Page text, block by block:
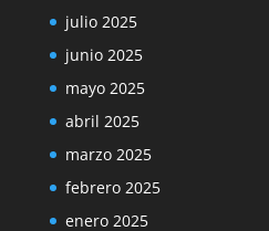
julio 2025
junio 2025
mayo 2025
abril 2025
marzo 2025
febrero 2025
enero 2025